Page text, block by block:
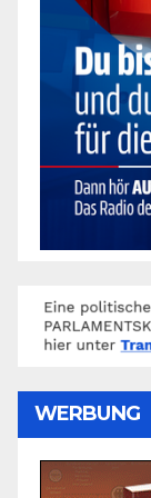
WERBUNG